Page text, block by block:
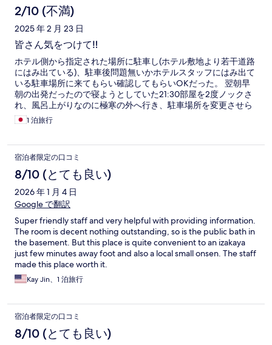
2/10 (不満)
2025 年 2 月 23 日
皆さん気をつけて‼︎
ホテル側から指定された場所に駐車し(ホテル敷地より若干道路
にはみ出ている)、駐車後問題無いかホテルスタッフにはみ出て
いる駐車場所に来てもらい確認してもらいOKだった。 翌朝早
朝の出発だったので寝ようとしていた21:30部屋を2度ノックさ
れ、風呂上がりなのに極寒の外へ行き、駐車場所を変更させら
れた。 翌日大切な予定があったが、体調不良で予定変更をしな
ければならず、大変迷惑だった。
1 泊旅行
宿泊者限定の口コミ
8/10 (とても良い)
2026 年 1 月 4 日
Google で翻訳
Super friendly staff and very helpful with providing information.
The room is decent nothing outstanding, so is the public bath in
the basement. But this place is quite convenient to an izakaya
just few minutes away foot and also a local small onsen. The staff
made this place worth it.
Kay Jin、1 泊旅行
宿泊者限定の口コミ
8/10 (とても良い)